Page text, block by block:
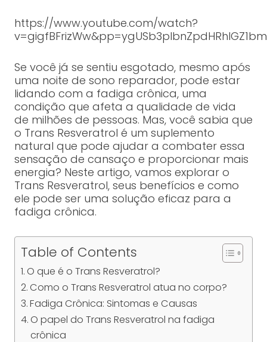
https://www.youtube.com/watch?
Se você já se sentiu esgotado, mesmo após
uma noite de sono reparador, pode estar
lidando com a fadiga crônica, uma
condição que afeta a qualidade de vida
de milhões de pessoas. Mas, você sabia que
o Trans Resveratrol é um suplemento
natural que pode ajudar a combater essa
sensação de cansaço e proporcionar mais
energia? Neste artigo, vamos explorar o
Trans Resveratrol, seus benefícios e como
ele pode ser uma solução eficaz para a
fadiga crônica.
Table of Contents
O que é o Trans Resveratrol?
Como o Trans Resveratrol atua no corpo?
Fadiga Crônica: Sintomas e Causas
O papel do Trans Resveratrol na fadiga
crônica